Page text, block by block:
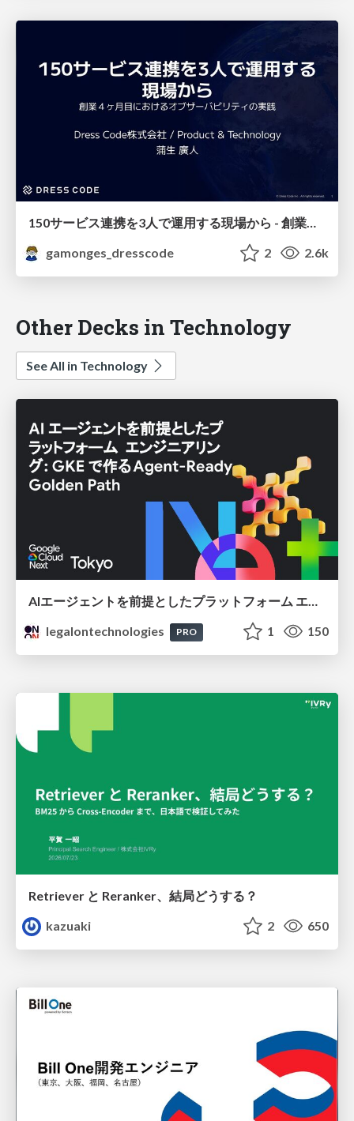
150サービス連携を3人で運用する現場から - 創業４ヶ月目におけるオブザーバビリティの実践
gamonges_dresscode
2 2.6k
Other Decks in Technology
See All in Technology
AIエージェントを前提としたプラットフォーム エンジニアリング：GKEで作るAgent-Ready Golden Path
legalontechnologies
PRO 1 150
Retriever と Reranker、結局どうする？
kazuaki
2 650